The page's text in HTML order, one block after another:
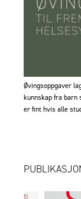
Øvingsoppgaver
kunnskap fra barn
er fint hvis alle